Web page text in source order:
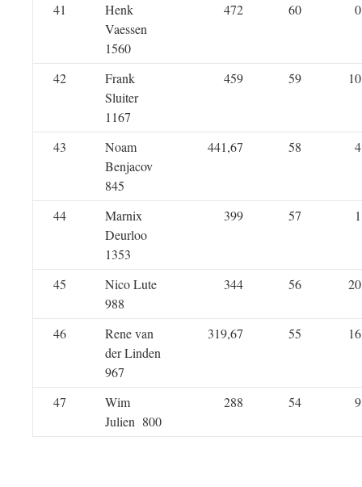
41
Henk
Vaessen
1560
472 60 0
42
Frank
Sluiter
1167
459 59 10
43
Noam
Benjacov
845
441,67 58 4
44
Marnix
Deurloo
1353
399 57 1
45
Nico Lute
988
344 56 20
46
Rene van
der Linden
967
319,67 55 16
47
Wim
Julien 800
288 54 9